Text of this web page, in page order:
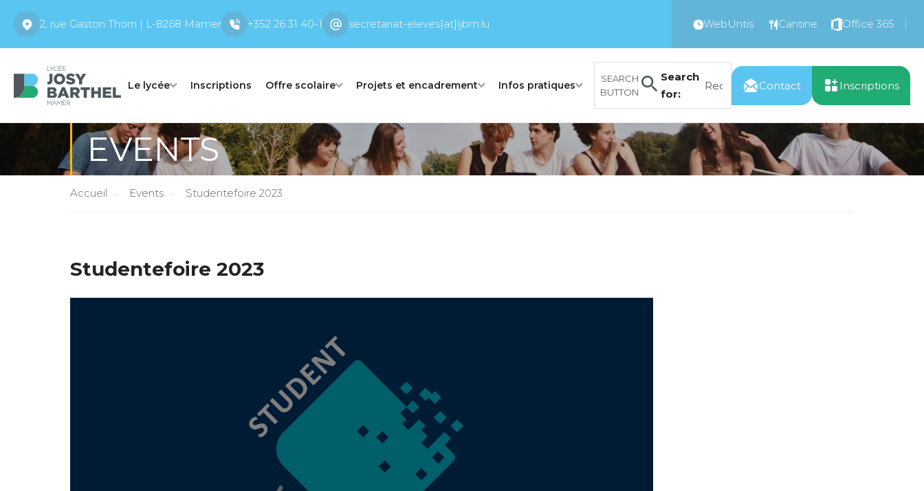
2, rue Gaston Thorn | L-8268 Mamer +352 26 31 40-1 secretariat-eleves[at]ljbm.lu WebUntis Cantine Office 365
Le lycée Inscriptions Offre scolaire Projets et encadrement Infos pratiques
Search
for:
SEARCH
BUTTON
Contact Inscriptions
EVENTS
Accueil Events Studentefoire 2023
Studentefoire 2023